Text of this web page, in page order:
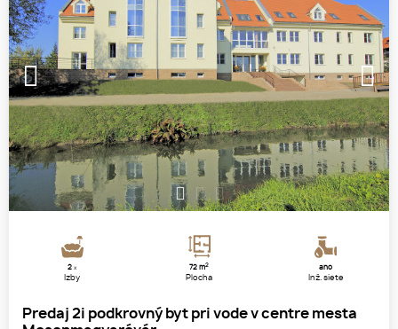
1 2
2x
Izby
72 m2
Plocha
áno
Inž. siete
Predaj 2i podkrovný byt pri vode v centre mesta